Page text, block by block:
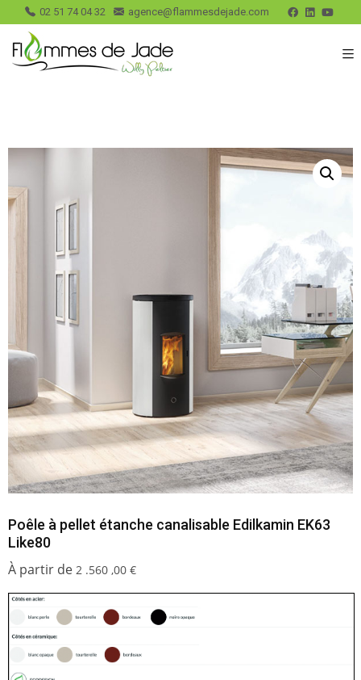
02 51 74 04 32 agence@flammesdejade.com
Poêle à pellet étanche canalisable Edilkamin EK63
Like80
2 .560 ,00 €